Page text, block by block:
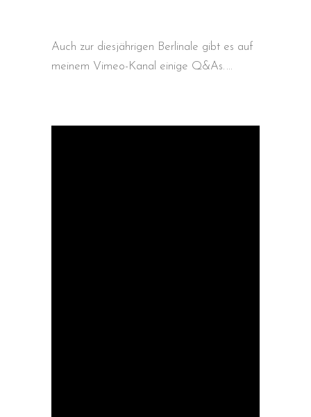
Auch zur diesjährigen Berlinale gibt es auf
meinem Vimeo-Kanal einige Q&As.